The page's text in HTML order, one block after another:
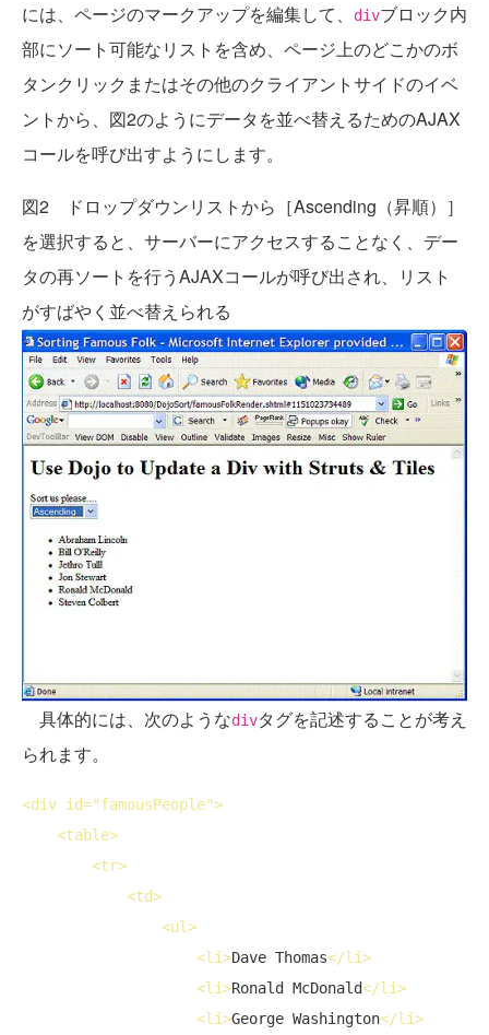
には、ページのマークアップを編集して、
divブロック内
部にソート可能なリストを含め、ページ上のどこかのボ
タンクリックまたはその他のクライアントサイドのイベ
ントから、図2のようにデータを並べ替えるためのAJAX
コールを呼び出すようにします。
図2 ドロップダウンリストから［Ascending（昇順）］
を選択すると、サーバーにアクセスすることなく、デー
タの再ソートを行うAJAXコールが呼び出され、リスト
がすばやく並べ替えられる
具体的には、次のようなdivタグを記述することが考え
られます。
<div id="famousPeople">
<table>
<tr>
<td>
<ul>
<li>Dave Thomas</li>
<li>Ronald McDonald</li>
<li>George Washington</li>